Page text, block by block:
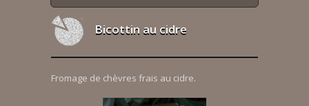
Bicottin au cidre
Fromage de chèvres frais au cidre.